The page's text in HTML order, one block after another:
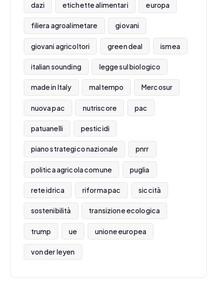
dazi etichette alimentari europa
filiera agroalimetare giovani
giovani agricoltori green deal ismea
italian sounding legge sul biologico
made in Italy maltempo Mercosur
nuova pac nutriscore pac
patuanelli pesticidi
piano strategico nazionale pnrr
politica agricola comune puglia
rete idrica riforma pac siccità
sostenibilità transizione ecologica
trump ue unione europea
von der leyen